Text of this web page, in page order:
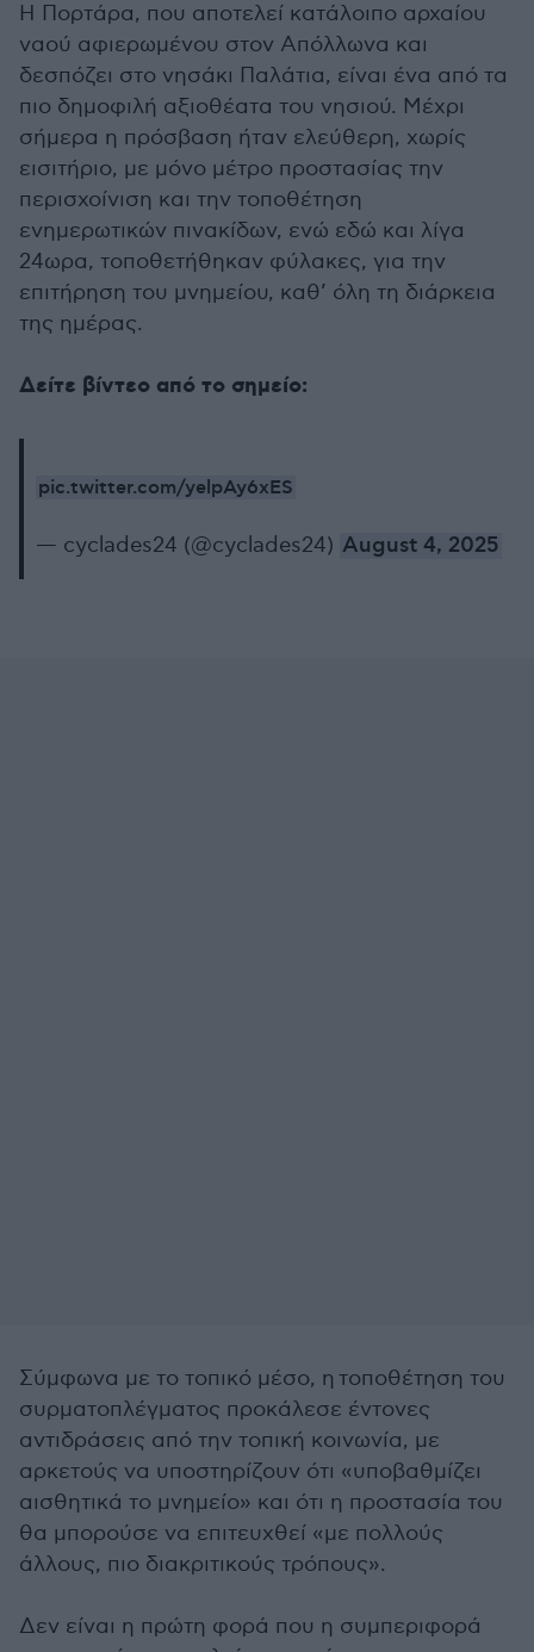
Η Πορτάρα, που αποτελεί κατάλοιπο αρχαίου
ναού αφιερωμένου στον Απόλλωνα και
δεσπόζει στο νησάκι Παλάτια, είναι ένα από τα
πιο δημοφιλή αξιοθέατα του νησιού. Μέχρι
σήμερα η πρόσβαση ήταν ελεύθερη, χωρίς
εισιτήριο, με μόνο μέτρο προστασίας την
περισχοίνιση και την τοποθέτηση
ενημερωτικών πινακίδων, ενώ εδώ και λίγα
24ωρα, τοποθετήθηκαν φύλακες, για την
επιτήρηση του μνημείου, καθ’ όλη τη διάρκεια
της ημέρας.
Δείτε βίντεο από το σημείο:
pic.twitter.com/yelpAy6xES
— cyclades24 (@cyclades24) August 4, 2025
Σύμφωνα με το τοπικό μέσο, η τοποθέτηση του
συρματοπλέγματος προκάλεσε έντονες
αντιδράσεις από την τοπική κοινωνία, με
αρκετούς να υποστηρίζουν ότι «υποβαθμίζει
αισθητικά το μνημείο» και ότι η προστασία του
θα μπορούσε να επιτευχθεί «με πολλούς
άλλους, πιο διακριτικούς τρόπους».
Δεν είναι η πρώτη φορά που η συμπεριφορά